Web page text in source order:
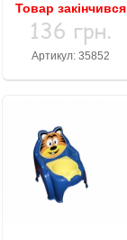
Товар закінчився
136 грн.
Артикул: 35852